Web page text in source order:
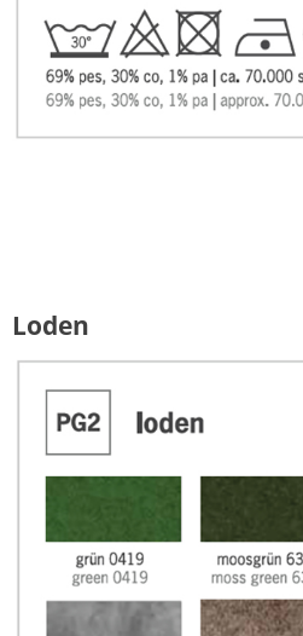
Loden